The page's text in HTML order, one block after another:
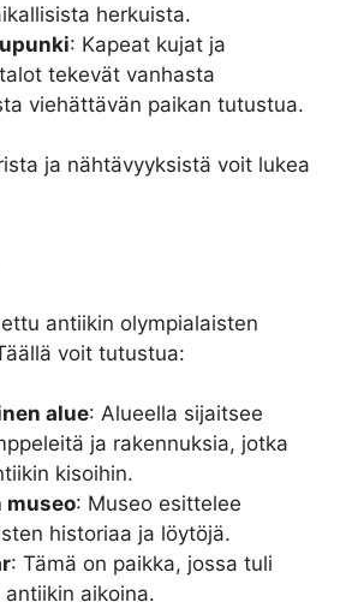
herkuista.
: Kapeat kujat ja
tekevät vanhasta
viehättävän paikan tutustua.
ja nähtävyyksistä voit lukea
antiikin olympialaisten
voit tutustua:
alue: Alueella sijaitsee
ja rakennuksia, jotka
kisoihin.
museo: Museo esittelee
historiaa ja löytöjä.
: Tämä on paikka, jossa tuli
aikoina.